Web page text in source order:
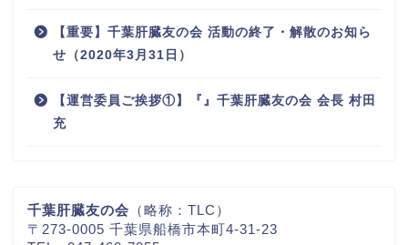
【重要】千葉肝臓友の会 活動の終了・解散のお知ら
せ（2020年3月31日）
【運営委員ご挨拶①】『』千葉肝臓友の会 会長 村田
充
千葉肝臓友の会 （略称：TLC）
〒273-0005 千葉県船橋市本町4-31-23